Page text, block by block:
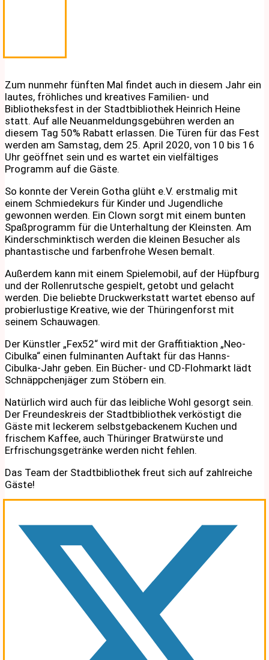
Zum nunmehr fünften Mal findet auch in diesem Jahr ein
lautes, fröhliches und kreatives Familien- und
Bibliotheksfest in der Stadtbibliothek Heinrich Heine
statt. Auf alle Neuanmeldungsgebühren werden an
diesem Tag 50% Rabatt erlassen. Die Türen für das Fest
werden am Samstag, dem 25. April 2020, von 10 bis 16
Uhr geöffnet sein und es wartet ein vielfältiges
Programm auf die Gäste.
So konnte der Verein Gotha glüht e.V. erstmalig mit
einem Schmiedekurs für Kinder und Jugendliche
gewonnen werden. Ein Clown sorgt mit einem bunten
Spaßprogramm für die Unterhaltung der Kleinsten. Am
Kinderschminktisch werden die kleinen Besucher als
phantastische und farbenfrohe Wesen bemalt.
Außerdem kann mit einem Spielemobil, auf der Hüpfburg
und der Rollenrutsche gespielt, getobt und gelacht
werden. Die beliebte Druckwerkstatt wartet ebenso auf
probierlustige Kreative, wie der Thüringenforst mit
seinem Schauwagen.
Der Künstler „Fex52“ wird mit der Graffitiaktion „Neo-
Cibulka“ einen fulminanten Auftakt für das Hanns-
Cibulka-Jahr geben. Ein Bücher- und CD-Flohmarkt lädt
Schnäppchenjäger zum Stöbern ein.
Natürlich wird auch für das leibliche Wohl gesorgt sein.
Der Freundeskreis der Stadtbibliothek verköstigt die
Gäste mit leckerem selbstgebackenem Kuchen und
frischem Kaffee, auch Thüringer Bratwürste und
Erfrischungsgetränke werden nicht fehlen.
Das Team der Stadtbibliothek freut sich auf zahlreiche
Gäste!